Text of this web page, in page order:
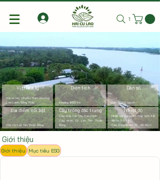
Tìm kiếm
Vị trí địa lý
Hai cù lao nổi phía Nam phường
Cao Lãnh, Đồng Tháp
Địa điểm nổi bật
Chợ Cù Lao Tân Thuận Đông
Diện tích
Khoảng 1650 ha
Cây trồng đặc trưng
Cây xoài Cát Chu Cao Lãnh
Cây nhãn Cù Lao Tân Thuận
Đông
Dân số
Gần 13000 người
Nhiệt độ
Nhiệt độ trung bình thấp hơn đất
liền từ 3-5 độ C.
Dao động quanh 22 - 30 độ C.
Giới thiệu
Giới thiệu Mục tiêu ESG